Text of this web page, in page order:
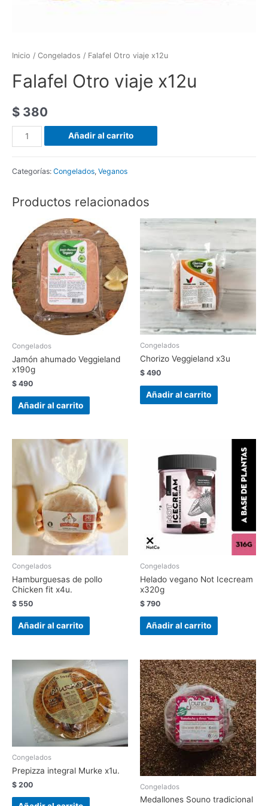
Inicio / Congelados / Falafel Otro viaje x12u
Falafel Otro viaje x12u
$ 380
Falafel
Otro
Añadir al carrito
Categorías: Congelados, Veganos
Productos relacionados
Congelados
Jamón ahumado Veggieland
x190g
$ 490
Añadir al carrito
Congelados
Chorizo Veggieland x3u
$ 490
Añadir al carrito
Congelados
Hamburguesas de pollo
Chicken fit x4u.
$ 550
Añadir al carrito
Congelados
Helado vegano Not Icecream
x320g
$ 790
Añadir al carrito
Congelados
Prepizza integral Murke x1u.
$ 200 Congelados
Medallones Souno tradicional